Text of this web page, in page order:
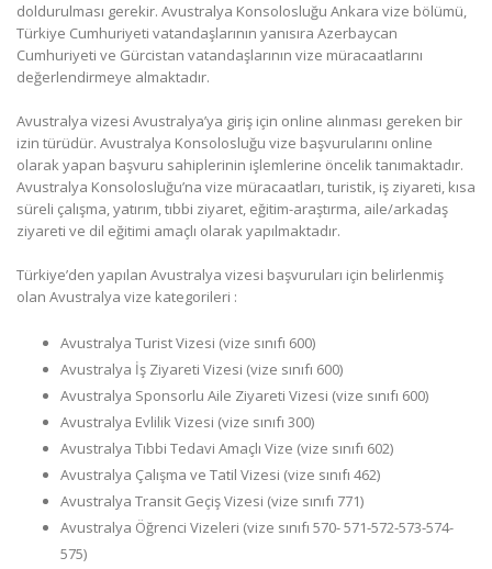
doldurulması gerekir. Avustralya Konsolosluğu Ankara vize bölümü,
Türkiye Cumhuriyeti vatandaşlarının yanısıra Azerbaycan
Cumhuriyeti ve Gürcistan vatandaşlarının vize müracaatlarını
değerlendirmeye almaktadır.
Avustralya vizesi Avustralya’ya giriş için online alınması gereken bir
izin türüdür. Avustralya Konsolosluğu vize başvurularını online
olarak yapan başvuru sahiplerinin işlemlerine öncelik tanımaktadır.
Avustralya Konsolosluğu’na vize müracaatları, turistik, iş ziyareti, kısa
süreli çalışma, yatırım, tıbbi ziyaret, eğitim-araştırma, aile/arkadaş
ziyareti ve dil eğitimi amaçlı olarak yapılmaktadır.
Türkiye’den yapılan Avustralya vizesi başvuruları için belirlenmiş
olan Avustralya vize kategorileri :
Avustralya Turist Vizesi (vize sınıfı 600)
Avustralya İş Ziyareti Vizesi (vize sınıfı 600)
Avustralya Sponsorlu Aile Ziyareti Vizesi (vize sınıfı 600)
Avustralya Evlilik Vizesi (vize sınıfı 300)
Avustralya Tıbbi Tedavi Amaçlı Vize (vize sınıfı 602)
Avustralya Çalışma ve Tatil Vizesi (vize sınıfı 462)
Avustralya Transit Geçiş Vizesi (vize sınıfı 771)
Avustralya Öğrenci Vizeleri (vize sınıfı 570- 571-572-573-574-
575)